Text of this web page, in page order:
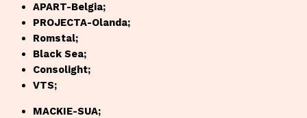
APART-Belgia;
PROJECTA-Olanda;
Romstal;
Black Sea;
Consolight;
VTS;
MACKIE-SUA;